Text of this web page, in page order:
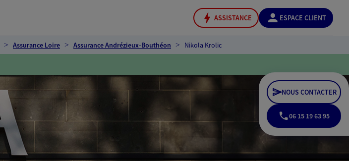
ASSISTANCE ESPACE CLIENT
Assurance Loire Assurance Andrézieux-Bouthéon Nikola Krolic
NOUS CONTACTER
06 15 19 63 95